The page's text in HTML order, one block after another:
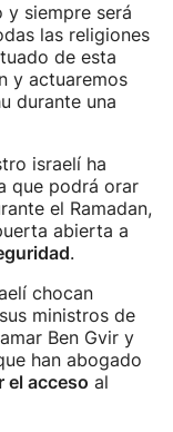
y siempre será
las religiones
de esta
y actuaremos
durante una
israelí ha
que podrá orar
el Ramadan,
abierta a
.
chocan
ministros de
Ben Gvir y
han abogado
el acceso al